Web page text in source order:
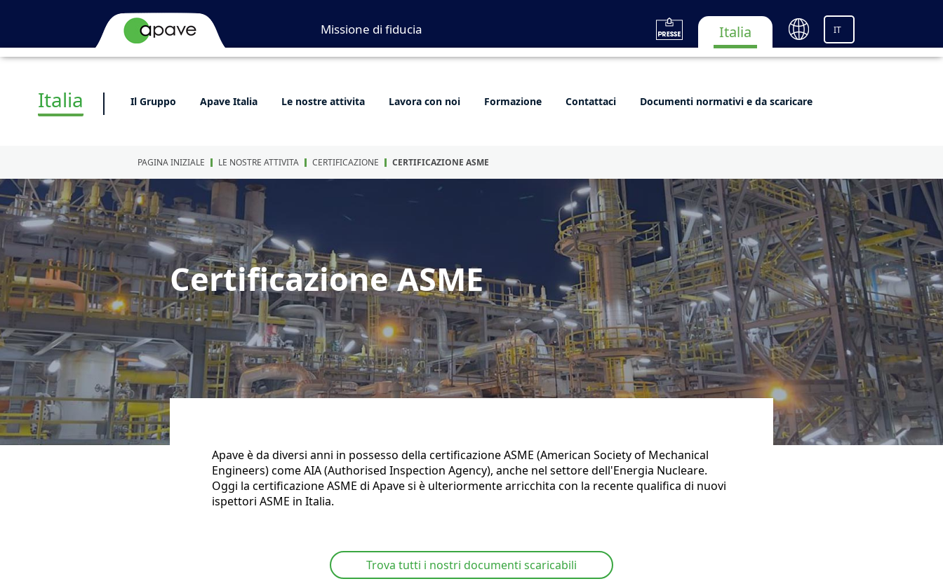
Missione di fiducia Italia IT
Italia Il Gruppo Apave Italia Le nostre attivita Lavora con noi Formazione Contattaci Documenti normativi e da scaricare
PAGINA INIZIALE LE NOSTRE ATTIVITA CERTIFICAZIONE CERTIFICAZIONE ASME
Certificazione ASME
Apave è da diversi anni in possesso della certificazione ASME (American Society of Mechanical
Engineers) come AIA (Authorised Inspection Agency), anche nel settore dell'Energia Nucleare.
Oggi la certificazione ASME di Apave si è ulteriormente arricchita con la recente qualifica di nuovi
ispettori ASME in Italia.
Trova tutti i nostri documenti scaricabili